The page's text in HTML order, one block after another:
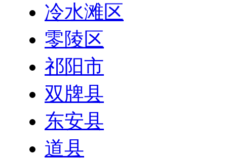
冷水滩区
零陵区
祁阳市
双牌县
东安县
道县